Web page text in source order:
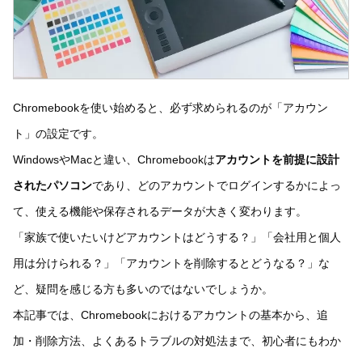
Chromebookを使い始めると、必ず求められるのが「アカウン
ト」の設定です。
WindowsやMacと違い、Chromebookはアカウントを前提に設計
されたパソコンであり、どのアカウントでログインするかによっ
て、使える機能や保存されるデータが大きく変わります。
「家族で使いたいけどアカウントはどうする？」「会社用と個人
用は分けられる？」「アカウントを削除するとどうなる？」な
ど、疑問を感じる方も多いのではないでしょうか。
本記事では、Chromebookにおけるアカウントの基本から、追
加・削除方法、よくあるトラブルの対処法まで、初心者にもわか